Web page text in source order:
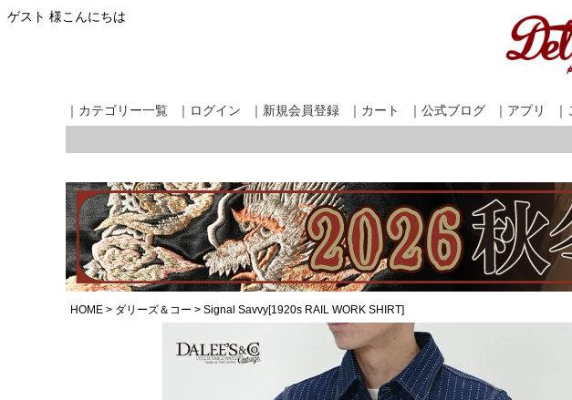
ゲスト 様こんにちは
｜カテゴリー一覧 ｜ログイン ｜新規会員登録 ｜カート ｜公式ブログ ｜アプリ
HOME ダリーズ＆コー Signal Savvy[1920s RAIL WORK SHIRT]